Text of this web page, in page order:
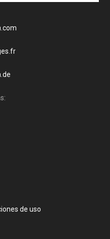
he encontrado
error de lenguaje. El
de uso